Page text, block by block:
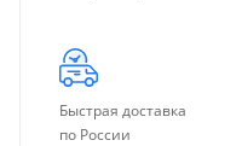
Быстрая доставка
по России